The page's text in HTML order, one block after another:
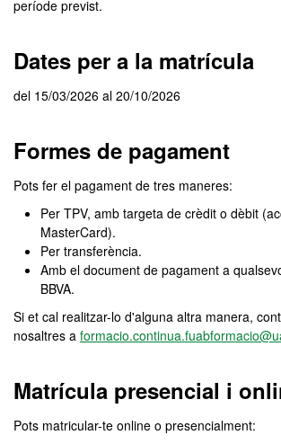
període previst.
Dates per a la matrícula
del 15/03/2026 al 20/10/2026
Formes de pagament
Pots fer el pagament de tres maneres:
Per TPV, amb targeta de crèdit o dèbit
MasterCard).
Per transferència.
Amb el document de pagament a
BBVA.
Si et cal realitzar-lo d'alguna altra manera,
nosaltres a
Matrícula presencial i
Pots matricular-te online o presencialment: